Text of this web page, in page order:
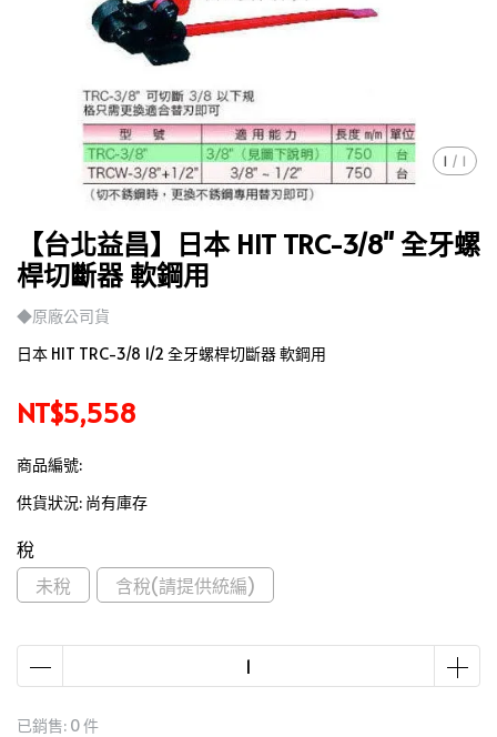
1 / 1
【台北益昌】日本 HIT TRC-3/8" 全牙螺
桿切斷器 軟鋼用
◆原廠公司貨
日本 HIT TRC-3/8 1/2 全牙螺桿切斷器 軟鋼用
NT$5,558
商品編號:
供貨狀況: 尚有庫存
稅
未稅
含稅(請提供統編)
已銷售: 0 件